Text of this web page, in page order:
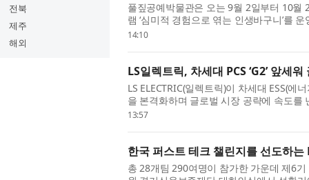
전북
제주
해외
풀짚공예박물관은 오는 9월 2일부터 10월
램 ‘심미적 경험으로 엮는 인생바구니’를
년 감상 프로그램의 일환으로, 풀짚공예와
14:10
LS일렉트릭, 차세대 PCS ‘G2’ 앞세
LS ELECTRIC(일렉트릭)이 차세대 ESS(에
을 본격화하며 글로벌 시장 공략에 속도를
에서 구자균 회장을 비롯한 임직원 및 관계
13:57
한국 퍼스트 테크 챌린지를 선도하
총 28개팀 290여명이 참가한 가운데 제6